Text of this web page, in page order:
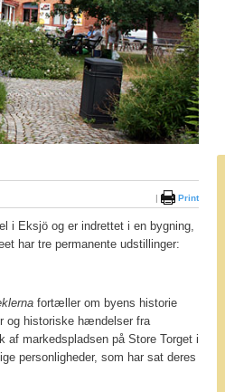
Print
i Eksjö og er indrettet i en bygning,
har tre permanente udstillinger:
fortæller om byens historie
og historiske hændelser fra
af markedspladsen på Store Torget i
personligheder, som har sat deres